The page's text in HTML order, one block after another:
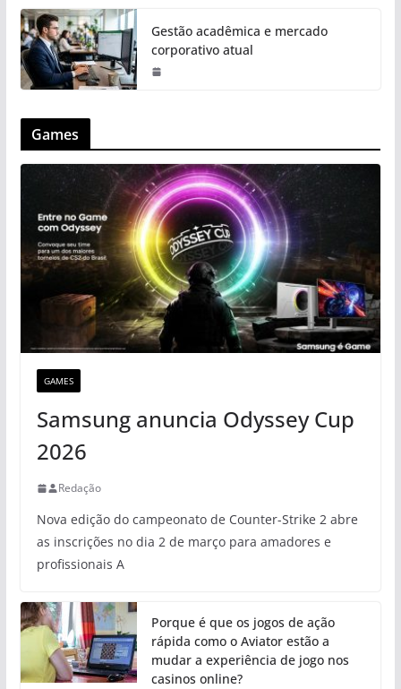
Gestão acadêmica e mercado
corporativo atual
Games
GAMES
Samsung anuncia Odyssey Cup
2026
Redação
Nova edição do campeonato de Counter-Strike 2 abre
as inscrições no dia 2 de março para amadores e
profissionais A
Porque é que os jogos de ação
rápida como o Aviator estão a
mudar a experiência de jogo nos
casinos online?